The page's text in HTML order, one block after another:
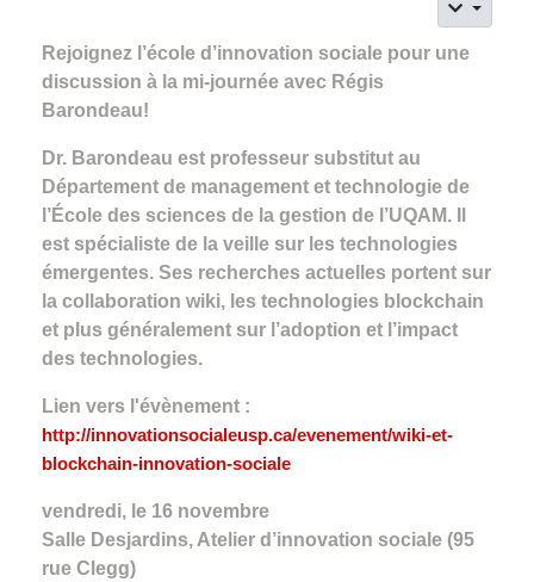
Rejoignez l’école d’innovation sociale pour une
discussion à la mi-journée avec Régis
Barondeau!
Dr. Barondeau est professeur substitut au
Département de management et technologie de
l’École des sciences de la gestion de l’UQAM. Il
est spécialiste de la veille sur les technologies
émergentes. Ses recherches actuelles portent sur
la collaboration wiki, les technologies blockchain
et plus généralement sur l’adoption et l’impact
des technologies.
Lien vers l'évènement :
http://innovationsocialeusp.ca/evenement/wiki-et-
blockchain-innovation-sociale
vendredi, le 16 novembre
Salle Desjardins, Atelier d’innovation sociale (95
rue Clegg)